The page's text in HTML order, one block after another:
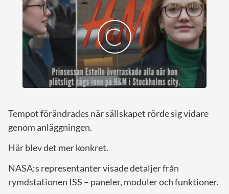
Tempot förändrades när sällskapet rörde sig vidare
genom anläggningen.
Här blev det mer konkret.
NASA:s representanter visade detaljer från
rymdstationen ISS – paneler, moduler och funktioner.